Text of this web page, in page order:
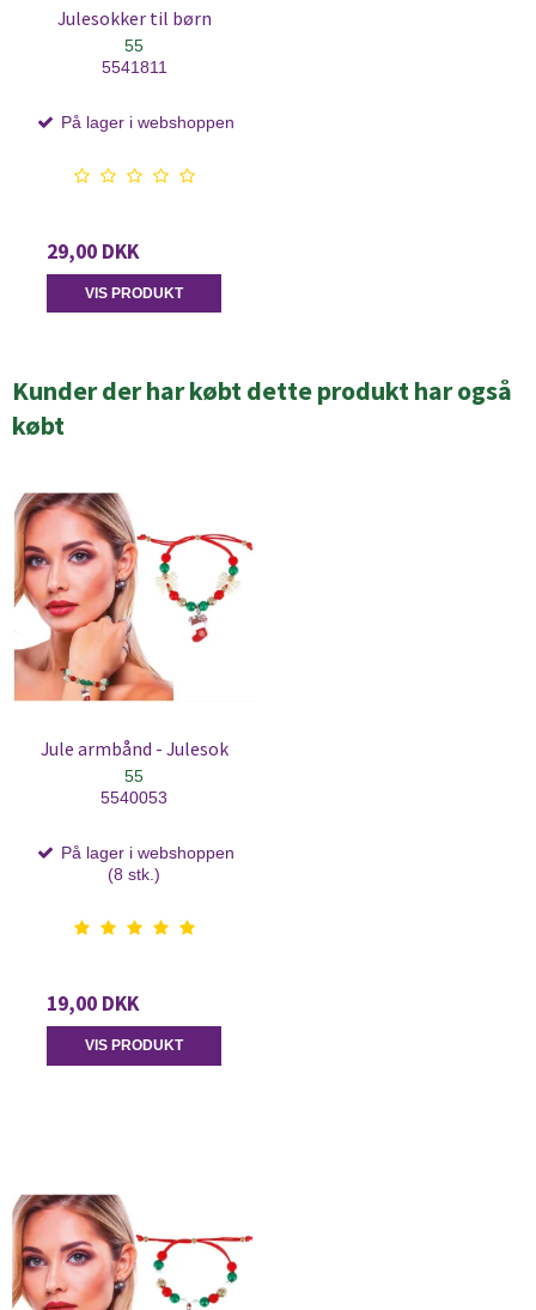
Julesokker til børn
55
5541811
På lager i webshoppen
29,00 DKK
VIS PRODUKT
Kunder der har købt dette produkt har også
købt
Jule armbånd - Julesok
55
5540053
På lager i webshoppen
(8 stk.)
19,00 DKK
VIS PRODUKT